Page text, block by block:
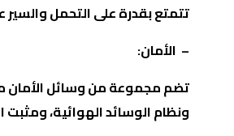
تتمتع بقدرة على التحمل والسير
– الأمان:
تضم مجموعة من وسائل الأمان
ونظام الوسائد الهوائية، ومثبت